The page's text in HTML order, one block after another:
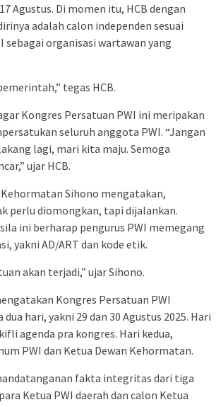
Agustus. Di momen itu, HCB dengan
adalah calon independen sesuai
sebagai organisasi wartawan yang
tegas HCB.
Kongres Persatuan PWI ini meripakan
seluruh anggota PWI. “Jangan
lagi, mari kita maju. Semoga
ujar HCB.
Sihono mengatakan,
perlu diomongkan, tapi dijalankan.
ini berharap pengurus PWI memegang
yakni AD/ART dan kode etik.
akan terjadi,” ujar Sihono.
Kongres Persatuan PWI
hari, yakni 29 dan 30 Agustus 2025. Hari
agenda pra kongres. Hari kedua,
PWI dan Ketua Dewan Kehormatan.
fakta integritas dari tiga
Ketua PWI daerah dan calon Ketua